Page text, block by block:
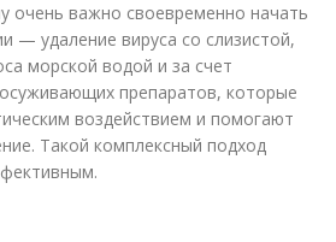
очень важно своевременно начать
— удаление вируса со слизистой,
морской водой и за счет
препаратов, которые
воздействием и помогают
Такой комплексный подход